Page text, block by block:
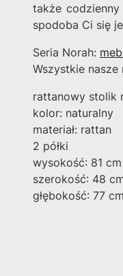
także
spodoba Ci się
Seria Norah:
Wszystkie nasze
rattanowy stolik
kolor: naturalny
materiał: rattan
2 półki
wysokość: 81 cm
szerokość: 48
głębokość: 77 cm